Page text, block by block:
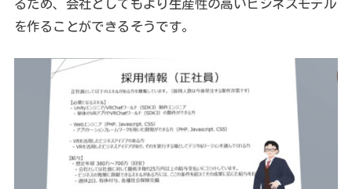
るため、会社としてもより生産性の高いビジネスモデル
を作ることができるそうです。